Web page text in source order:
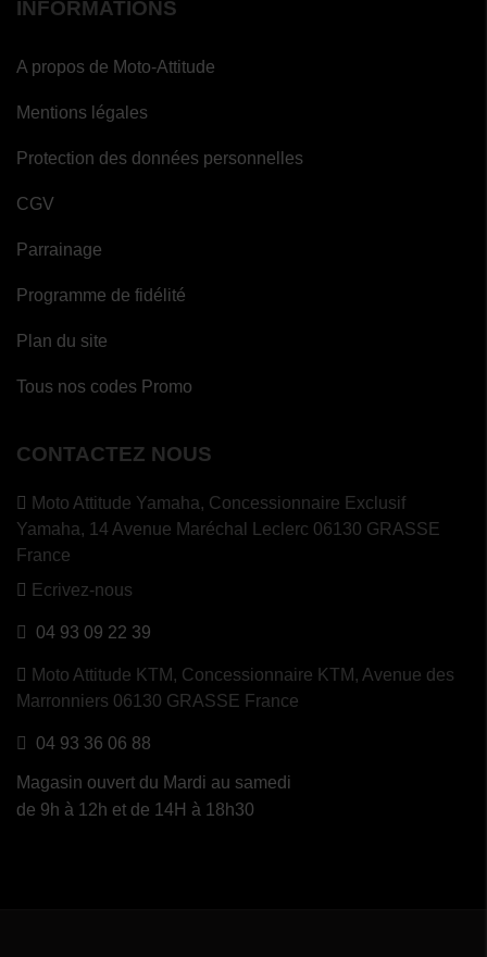
INFORMATIONS
A propos de Moto-Attitude
Mentions légales
Protection des données personnelles
CGV
Parrainage
Programme de fidélité
Plan du site
Tous nos codes Promo
CONTACTEZ NOUS
Moto Attitude Yamaha, Concessionnaire Exclusif
Yamaha, 14 Avenue Maréchal Leclerc 06130 GRASSE
France
Ecrivez-nous
04 93 09 22 39
Moto Attitude KTM, Concessionnaire KTM, Avenue des
Marronniers 06130 GRASSE France
04 93 36 06 88
Magasin ouvert du Mardi au samedi
de 9h à 12h et de 14H à 18h30